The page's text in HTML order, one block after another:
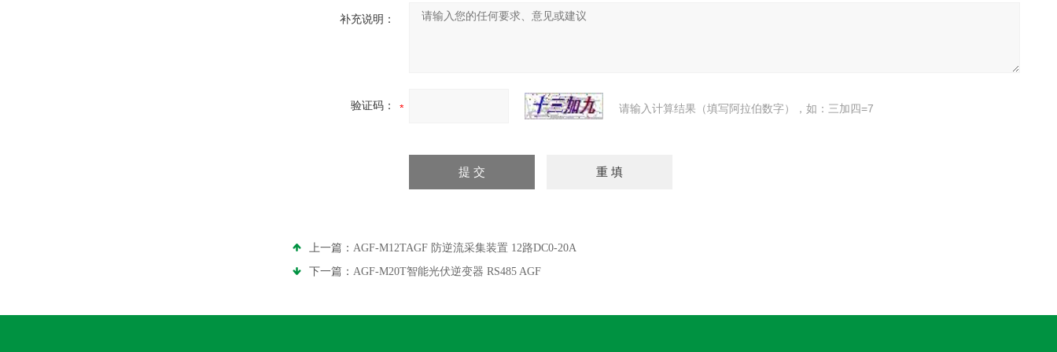
补充说明：
验证码： 请输入计算结果（填写阿拉伯数字），如：三加四=7
上一篇： AGF-M12TAGF 防逆流采集装置 12路DC0-20A
下一篇： AGF-M20T智能光伏逆变器 RS485 AGF